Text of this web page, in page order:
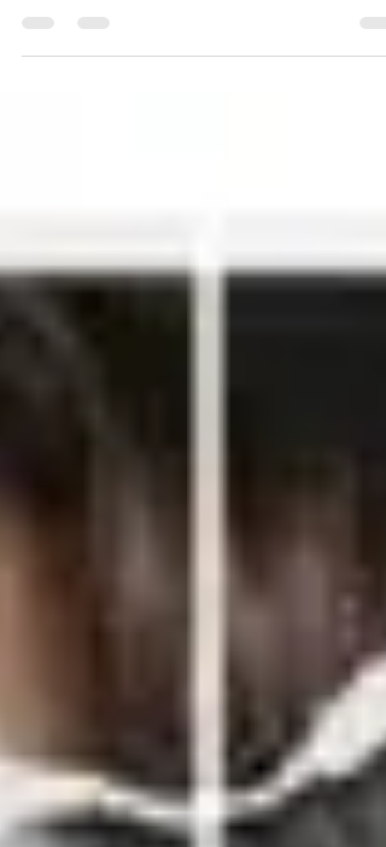
fonds d'écran pour iphone, téléphones
Android. Cet ensemble d'ima